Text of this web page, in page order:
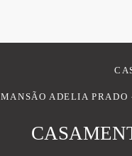
MANSÃO ADELIA PRADO